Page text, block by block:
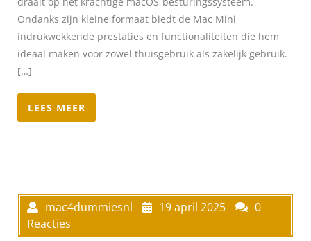
Ondanks zijn kleine formaat biedt de Mac Mini
indrukwekkende prestaties en functionaliteiten die hem
ideaal maken voor zowel thuisgebruik als zakelijk gebruik.
[…]
LEES MEER
mac4dummiesnl 19 april 2025
0
Reacties